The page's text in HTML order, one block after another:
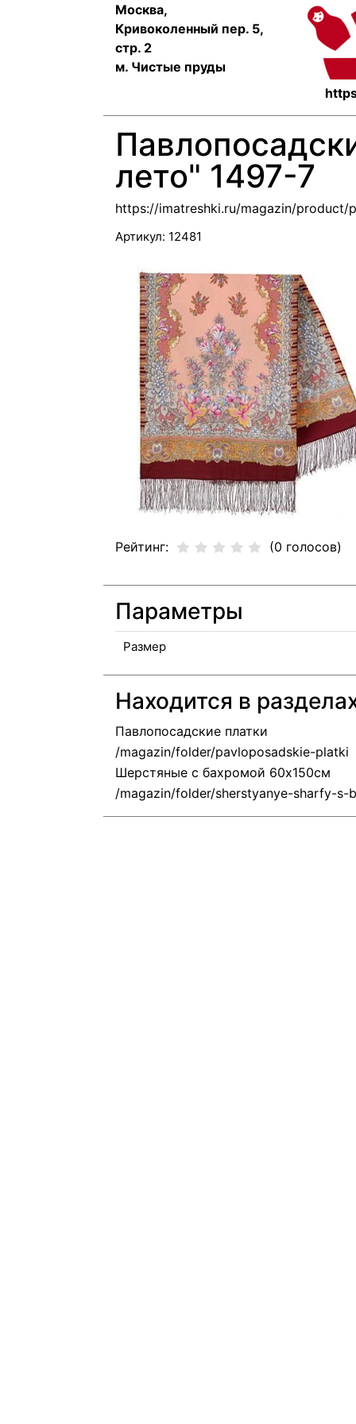
Москва,
Кривоколенный пер. 5,
стр. 2
м. Чистые пруды
лето" 1497-7
https://imatreshki.ru/magazin/
Артикул: 12481
Рейтинг: (0 голосов)
Параметры
Размер
Находится в
Павлопосадские платки
Шерстяные с бахромой 60х150см